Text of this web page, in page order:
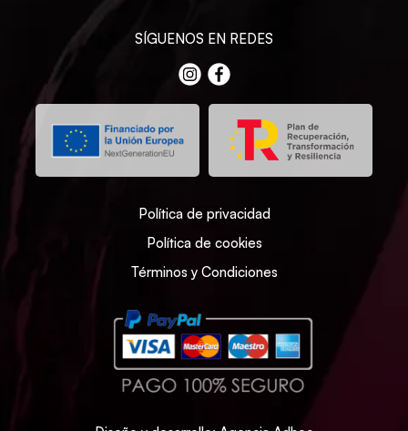
SÍGUENOS EN REDES
Política de privacidad
Política de cookies
Términos y Condiciones